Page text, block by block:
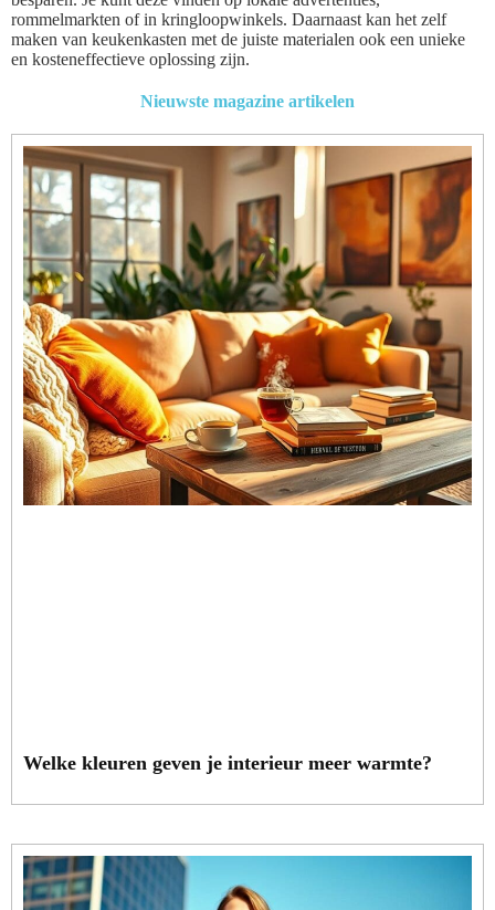
rommelmarkten of in kringloopwinkels. Daarnaast kan het zelf
maken van keukenkasten met de juiste materialen ook een unieke
en kosteneffectieve oplossing zijn.
Nieuwste magazine artikelen
Welke kleuren geven je interieur meer warmte?